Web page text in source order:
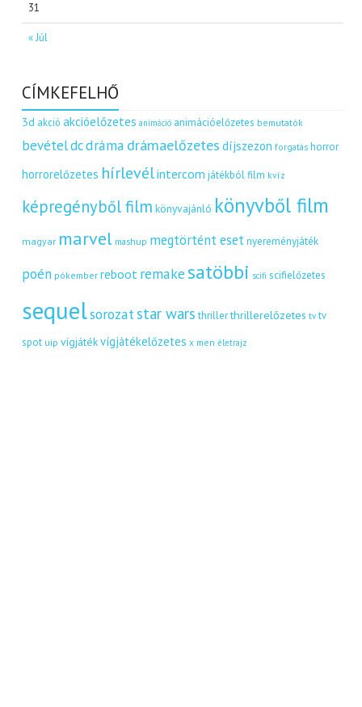
« Júl
31
CÍMKEFELHŐ
3d akció akcióelőzetes animáció animációelőzetes bemutatók
bevételdcdráma drámaelőzetes díjszezon forgatás horror
horrorelőzetes hírlevélintercom játékból film kvíz
képregényből film könyvajánló könyvből film
magyar marvel mashup megtörtént eset nyereményjáték
poén pókember reboot remakesatöbbi scifi scifielőzetes
sequelsorozatstar wars thriller thrillerelőzetes tv tv
spot uip vígjátékvígjátékelőzetes x men életrajz